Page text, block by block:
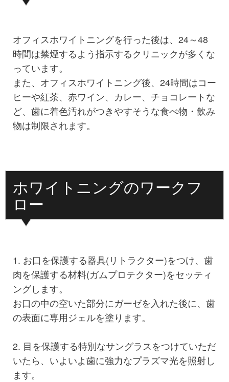
オフィスホワイトニングを行った後は、24～48
時間は禁煙するよう指示するクリニックが多くな
っています。
また、オフィスホワイトニング後、24時間はコー
ヒーや紅茶、赤ワイン、カレー、チョコレートな
ど、歯に着色汚れがつきやすそうな食べ物・飲み
物は制限されます。
ホワイトニングのワークフ
ロー
1. お口を保護する器具(リトラクター)をつけ、歯
肉を保護する材料(ガムプロテクター)をセッティ
ングします。
お口の中の空いた部分にガーゼを入れた後に、歯
の表面に専用ジェルを塗ります。
2. 目を保護する特別なサングラスをつけていただ
いたら、いよいよ歯に強力なプラズマ光を照射し
ます。